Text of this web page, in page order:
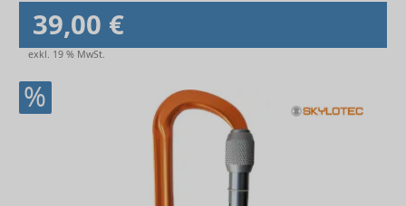
39,00 €
exkl. 19 % MwSt.
%